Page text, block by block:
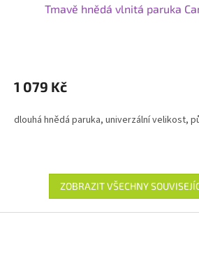
Tmavě hnědá vlnitá paruka
1 079 Kč
dlouhá hnědá paruka, univerzální velikost,
ZOBRAZIT VŠECHNY